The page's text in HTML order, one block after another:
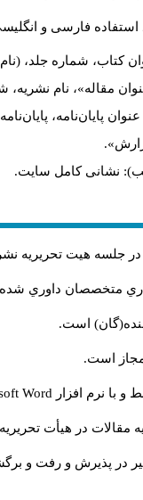
استفاده فارسی و
کتاب، شماره جلد،
مقاله»، نام
پایان‌نامه،
نشانی کامل سایت.
در جلسه هيت تحريريه
متخصصان داوري
است.
مجاز است.
و با نرم افزار Word
در هیأت
در پذیرش و رفت و